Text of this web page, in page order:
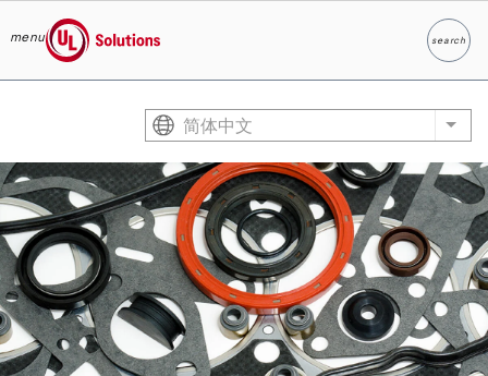
menu
UL Solutions
searchSearch
简体中文 List